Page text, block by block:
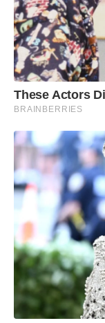
These Actors
BRAINBERRIES